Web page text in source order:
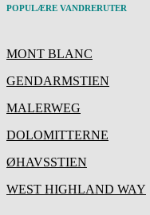
POPULÆRE VANDRERUTER
MONT BLANC
GENDARMSTIEN
MALERWEG
DOLOMITTERNE
ØHAVSSTIEN
WEST HIGHLAND WAY